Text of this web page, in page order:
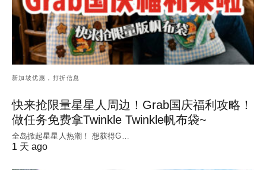
新加坡优惠，打折信息
快来抢限量星星人周边！Grab国庆福利攻略！
做任务免费拿Twinkle Twinkle帆布袋~
全岛掀起星星人热潮！ 想获得G…
1 天 ago